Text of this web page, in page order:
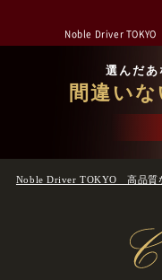
Noble Driver TOKYO
選んだあ
間違い
Noble Driver TOKYO 高品質